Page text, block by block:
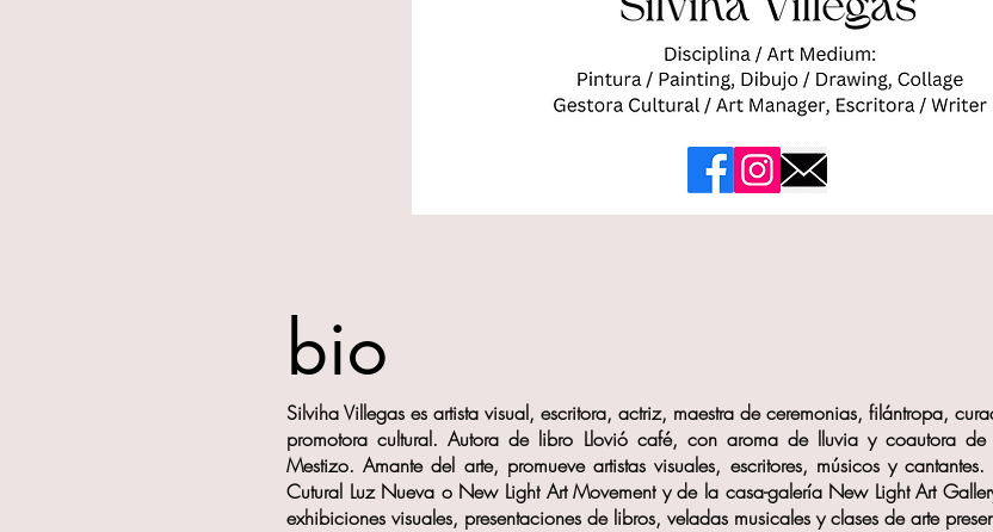
bio
Silviha Villegas es artista visual, escritora, actriz, maestra de ceremonias, filántropa,
promotora cultural. Autora de libro Llovió café, con aroma de lluvia y coautora
Mestizo. Amante del arte, promueve artistas visuales, escritores, músicos y
Cutural Luz Nueva o New Light Art Movement y de la casa-galería New Light Art
exhibiciones visuales, presentaciones de libros, veladas musicales y clases de arte